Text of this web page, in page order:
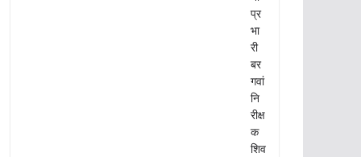
प्र
भा
री
बर
गवां
नि
रीक्ष
क
शिव